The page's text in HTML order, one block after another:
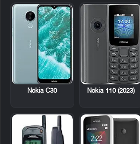
Nokia 110 (2023)
Nokia C30